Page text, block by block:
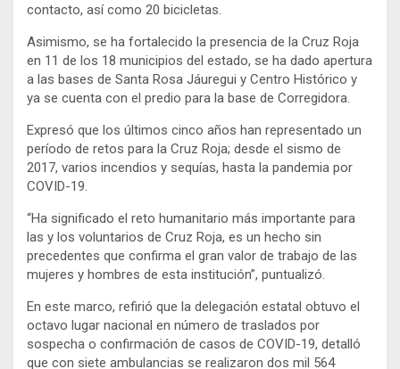
contacto, así como 20 bicicletas.
Asimismo, se ha fortalecido la presencia de la Cruz Roja
en 11 de los 18 municipios del estado, se ha dado apertura
a las bases de Santa Rosa Jáuregui y Centro Histórico y
ya se cuenta con el predio para la base de Corregidora.
Expresó que los últimos cinco años han representado un
período de retos para la Cruz Roja; desde el sismo de
2017, varios incendios y sequías, hasta la pandemia por
COVID-19.
“Ha significado el reto humanitario más importante para
las y los voluntarios de Cruz Roja, es un hecho sin
precedentes que confirma el gran valor de trabajo de las
mujeres y hombres de esta institución”, puntualizó.
En este marco, refirió que la delegación estatal obtuvo el
octavo lugar nacional en número de traslados por
sospecha o confirmación de casos de COVID-19, detalló
que con siete ambulancias se realizaron dos mil 564